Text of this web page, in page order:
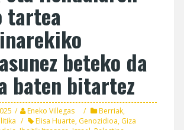
tartea
beteko da
baten bitartez
Eneko Villegas Berriak,
Elisa Huarte, Genozidioa, Giza